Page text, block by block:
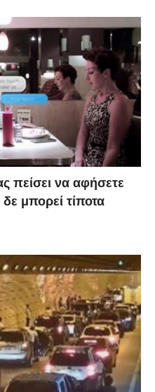
πείσει να αφήσετε
μπορεί τίποτα